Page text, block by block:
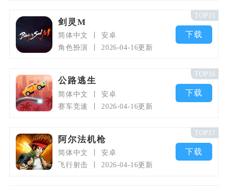
剑灵M
简体中文
安卓
角色扮演
2026-04-16更新
下载
TOP15
公路逃生
简体中文
安卓
赛车竞速
2026-04-16更新
下载
TOP16
阿尔法机枪
简体中文
安卓
飞行射击
2026-04-16更新
下载
TOP17